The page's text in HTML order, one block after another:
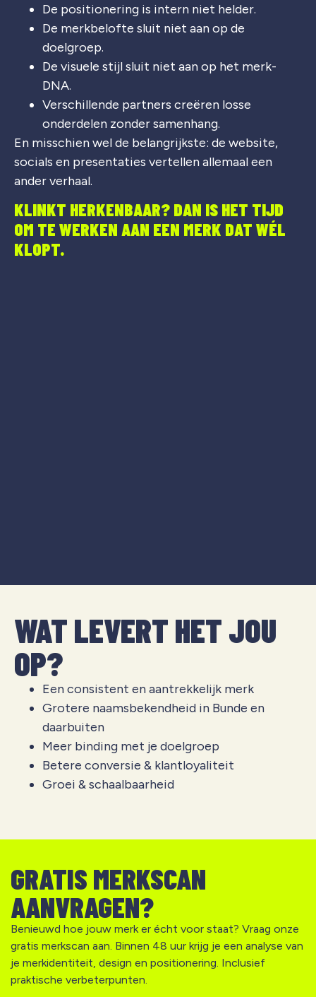
De positionering is intern niet helder.
De merkbelofte sluit niet aan op de
doelgroep.
De visuele stijl sluit niet aan op het merk-
DNA.
Verschillende partners creëren losse
onderdelen zonder samenhang.
En misschien wel de belangrijkste: de website,
socials en presentaties vertellen allemaal een
ander verhaal.
KLINKT HERKENBAAR? DAN IS HET TIJD
OM TE WERKEN AAN EEN MERK DAT WÉL
KLOPT.
WAT LEVERT HET JOU
OP?
Een consistent en aantrekkelijk merk
Grotere naamsbekendheid in Bunde en
daarbuiten
Meer binding met je doelgroep
Betere conversie & klantloyaliteit
Groei & schaalbaarheid
GRATIS MERKSCAN
AANVRAGEN?
Benieuwd hoe jouw merk er écht voor staat? Vraag onze
gratis merkscan aan. Binnen 48 uur krijg je een analyse van
je merkidentiteit, design en positionering. Inclusief
praktische verbeterpunten.